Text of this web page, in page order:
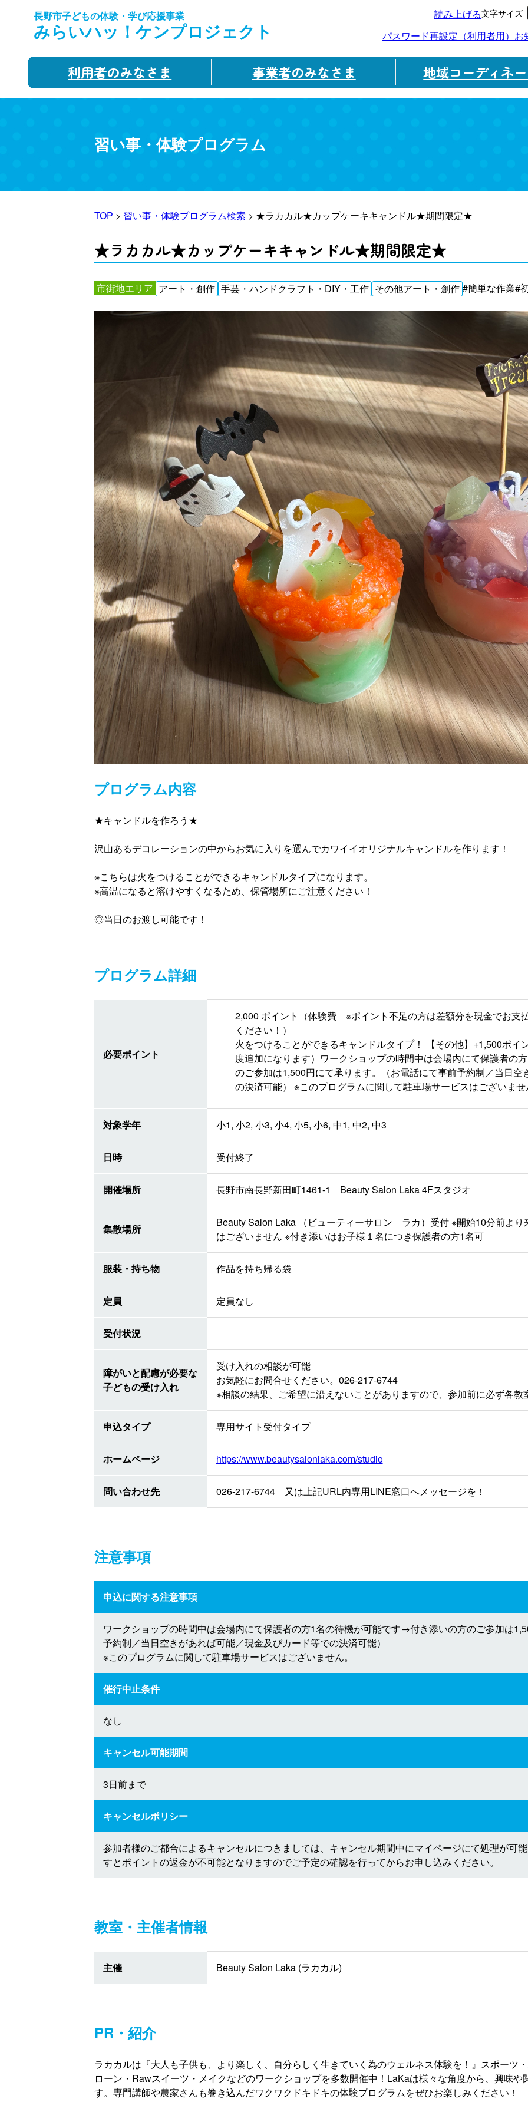
長野市子どもの体験・学び応援事業
みらいハッ！ケンプロジェクト
読み上げる文字サイズ
パスワード再設定（利用者用） お
利用者のみなさま 事業者のみなさま 地域コーディネ
習い事・体験プログラム
TOP > 習い事・体験プログラム検索 > ★ラカカル★カップケーキキャンドル★期間限定★
★ラカカル★カップケーキキャンドル★期間限定★
市街地エリア アート・創作 手芸・ハンドクラフト・DIY・工作 その他アート・創作 #簡単な作業#
プログラム内容
★キャンドルを作ろう★
沢山あるデコレーションの中からお気に入りを選んでカワイイオリジナルキャンドルを作ります！
※こちらは火をつけることができるキャンドルタイプになります。
※高温になると溶けやすくなるため、保管場所にご注意ください！
◎当日のお渡し可能です！
プログラム詳細
必要ポイント
2,000 ポイント（体験費 ※ポイント不足の方は差額分を現金でお支
ください！）
火をつけることができるキャンドルタイプ！ 【その他】+1,500ポイ
度追加になります）ワークショップの時間中は会場内にて保護者の
のご参加は1,500円にて承ります。（お電話にて事前予約制／当日
の決済可能） ※このプログラムに関して駐車場サービスはございませ
対象学年 小1, 小2, 小3, 小4, 小5, 小6, 中1, 中2, 中3
日時 受付終了
開催場所 長野市南長野新田町1461-1 Beauty Salon Laka 4Fスタジオ
集散場所
Beauty Salon Laka （ビューティーサロン ラカ）受付 ※開始10分前より
はございません ※付き添いはお子様１名につき保護者の方1名可
服装・持ち物 作品を持ち帰る袋
定員 定員なし
受付状況
障がいと配慮が必要な
子どもの受け入れ
受け入れの相談が可能
お気軽にお問合せください。026-217-6744
※相談の結果、ご希望に沿えないことがありますので、参加前に必ず各教
申込タイプ 専用サイト受付タイプ
ホームページ https://www.beautysalonlaka.com/studio
問い合わせ先 026-217-6744 又は上記URL内専用LINE窓口へメッセージを！
注意事項
申込に関する注意事項
ワークショップの時間中は会場内にて保護者の方1名の待機が可能です→付き添いの方のご参加は
予約制／当日空きがあれば可能／現金及びカード等での決済可能）
※このプログラムに関して駐車場サービスはございません。
催行中止条件
なし
キャンセル可能期間
3日前まで
キャンセルポリシー
参加者様のご都合によるキャンセルにつきましては、キャンセル期間中にマイページにて処理が可
すとポイントの返金が不可能となりますのでご予定の確認を行ってからお申し込みください。
教室・主催者情報
主催 Beauty Salon Laka (ラカカル)
PR・紹介
ラカカルは『大人も子供も、より楽しく、自分らしく生きていく為のウェルネス体験を！』スポーツ
ローン・Rawスイーツ・メイクなどのワークショップを多数開催中！LaKaは様々な角度から、興味や
す。専門講師や農家さんも巻き込んだワクワクドキドキの体験プログラムをぜひお楽しみください！